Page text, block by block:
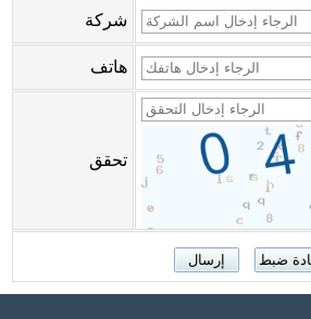
شركة
هاتف
تحقق